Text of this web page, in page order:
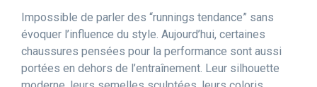
Impossible de parler des “runnings tendance” sans
évoquer l’influence du style. Aujourd’hui, certaines
chaussures pensées pour la performance sont aussi
portées en dehors de l’entraînement. Leur silhouette